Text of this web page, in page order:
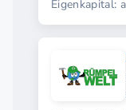
Eigenkapital: